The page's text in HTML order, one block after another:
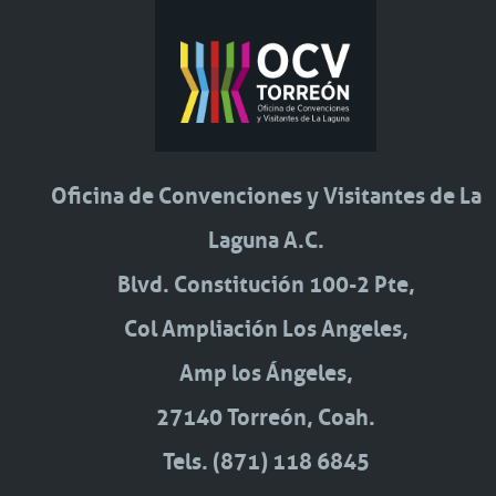
Oficina de Convenciones y Visitantes de La
Laguna A.C.
Blvd. Constitución 100-2 Pte,
Col Ampliación Los Angeles,
Amp los Ángeles,
27140 Torreón, Coah.
Tels. (871) 118 6845